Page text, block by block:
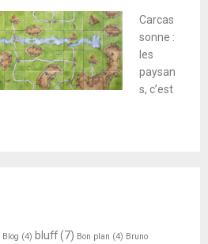
Carcas
sonne :
les
paysan
s, c’est
Blog (4) bluff(7) Bon plan (4) Bruno